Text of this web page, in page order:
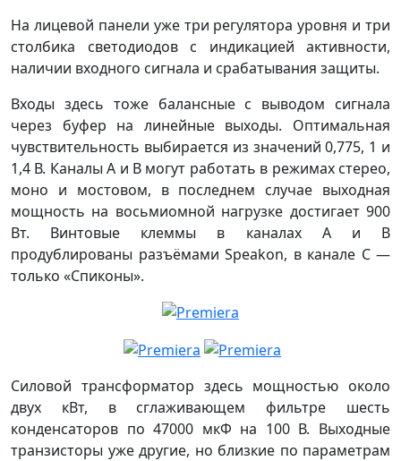
На лицевой панели уже три регулятора уровня и три
столбика светодиодов с индикацией активности,
наличии входного сигнала и срабатывания защиты.
Входы здесь тоже балансные с выводом сигнала
через буфер на линейные выходы. Оптимальная
чувствительность выбирается из значений 0,775, 1 и
1,4 В. Каналы А и В могут работать в режимах стерео,
моно и мостовом, в последнем случае выходная
мощность на восьмиомной нагрузке достигает 900
Вт. Винтовые клеммы в каналах А и В
продублированы разъёмами Speakon, в канале С —
только «Спиконы».
Силовой трансформатор здесь мощностью около
двух кВт, в сглаживающем фильтре шесть
конденсаторов по 47000 мкФ на 100 В. Выходные
транзисторы уже другие, но близкие по параметрам